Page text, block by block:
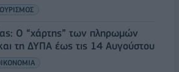
Ο “χάρτης” των πληρωμών
τη ΔΥΠΑ έως τις 14 Αυγούστου